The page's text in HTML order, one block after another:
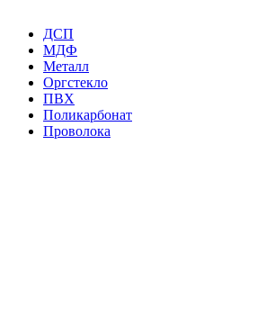
ДСП
МДФ
Металл
Оргстекло
ПВХ
Поликарбонат
Проволока